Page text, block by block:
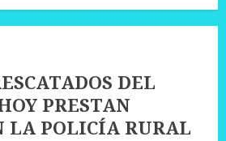
DEL
PRESTAN
LA POLICÍA RURAL